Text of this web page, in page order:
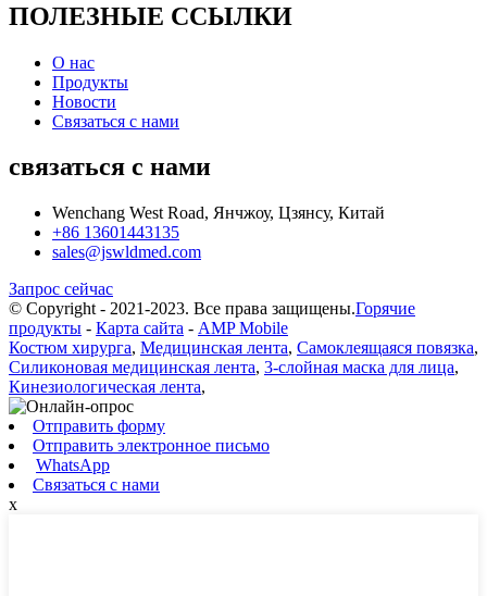
ПОЛЕЗНЫЕ ССЫЛКИ
О нас
Продукты
Новости
Связаться с нами
связаться с нами
Wenchang West Road, Янчжоу, Цзянсу, Китай
+86 13601443135
sales@jswldmed.com
Запрос сейчас
© Copyright - 2021-2023. Все права защищены.Горячие
продукты - Карта сайта - AMP Mobile
Костюм хирурга, Медицинская лента, Самоклеящаяся повязка,
Силиконовая медицинская лента, 3-слойная маска для лица,
Кинезиологическая лента,
Отправить форму
Отправить электронное письмо
WhatsApp
Связаться с нами
x